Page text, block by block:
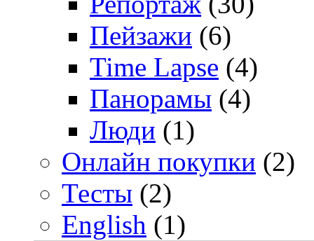
Пейзажи (6)
Time Lapse (4)
Панорамы (4)
Люди (1)
Онлайн покупки (2)
Тесты (2)
English (1)